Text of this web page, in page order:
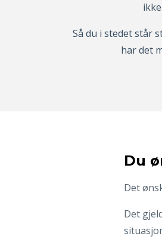
Så du i stedetstår
har det
Du
Det
Det